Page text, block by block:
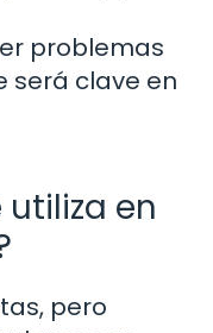
problemas
será clave en
en
pero